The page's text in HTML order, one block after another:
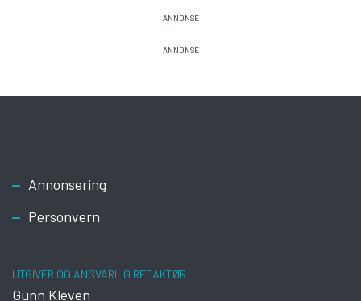
Footer
Annonsering
Personvern
UTGIVER OG ANSVARLIG REDAKTØR
Gunn Kleven